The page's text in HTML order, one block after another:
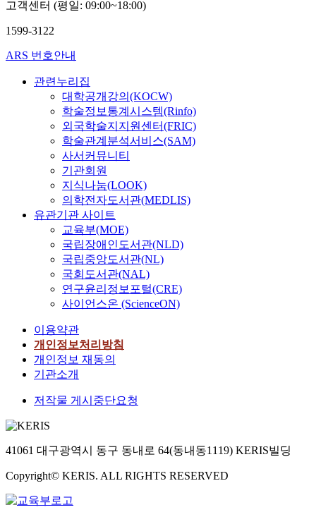
고객센터 (평일: 09:00~18:00)
1599-3122
ARS 번호안내
관련누리집
대학공개강의(KOCW)
학술정보통계시스템(Rinfo)
외국학술지지원센터(FRIC)
학술관계분석서비스(SAM)
사서커뮤니티
기관회원
지식나눔(LOOK)
의학전자도서관(MEDLIS)
유관기관 사이트
교육부(MOE)
국립장애인도서관(NLD)
국립중앙도서관(NL)
국회도서관(NAL)
연구윤리정보포털(CRE)
사이언스온 (ScienceON)
이용약관
개인정보처리방침
개인정보 재동의
기관소개
저작물 게시중단요청
41061 대구광역시 동구 동내로 64(동내동1119) KERIS빌딩
Copyright© KERIS. ALL RIGHTS RESERVED